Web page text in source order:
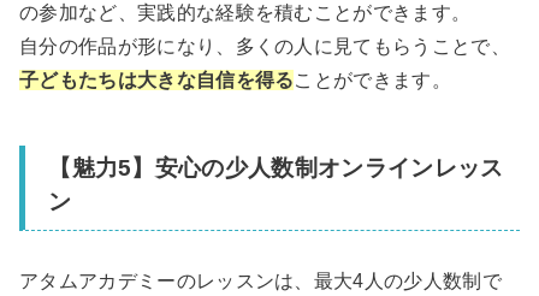
の参加など、実践的な経験を積むことができます。
自分の作品が形になり、多くの人に見てもらうことで、
子どもたちは大きな自信を得ることができます。
【魅力5】安心の少人数制オンラインレッス
ン
アタムアカデミーのレッスンは、最大4人の少人数制で